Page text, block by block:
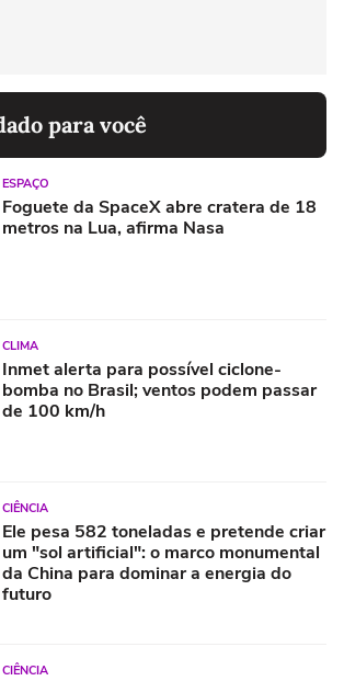
para você
ESPAÇO
Foguete da SpaceX abre cratera de 18
metros na Lua, afirma Nasa
CLIMA
Inmet alerta para possível ciclone-
bomba no Brasil; ventos podem passar
de 100 km/h
CIÊNCIA
Ele pesa 582 toneladas e pretende criar
um "sol artificial": o marco monumental
da China para dominar a energia do
futuro
CIÊNCIA